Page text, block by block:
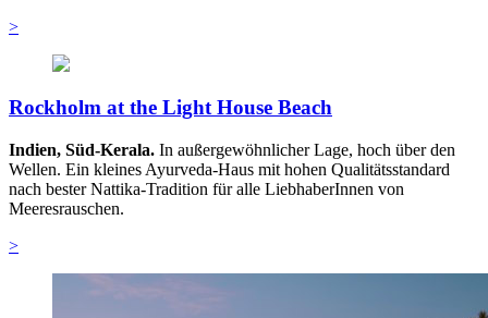
>
Rockholm at the Light House Beach
Indien, Süd-Kerala. In außergewöhnlicher Lage, hoch über den
Wellen. Ein kleines Ayurveda-Haus mit hohen Qualitätsstandard
nach bester Nattika-Tradition für alle LiebhaberInnen von
Meeresrauschen.
>